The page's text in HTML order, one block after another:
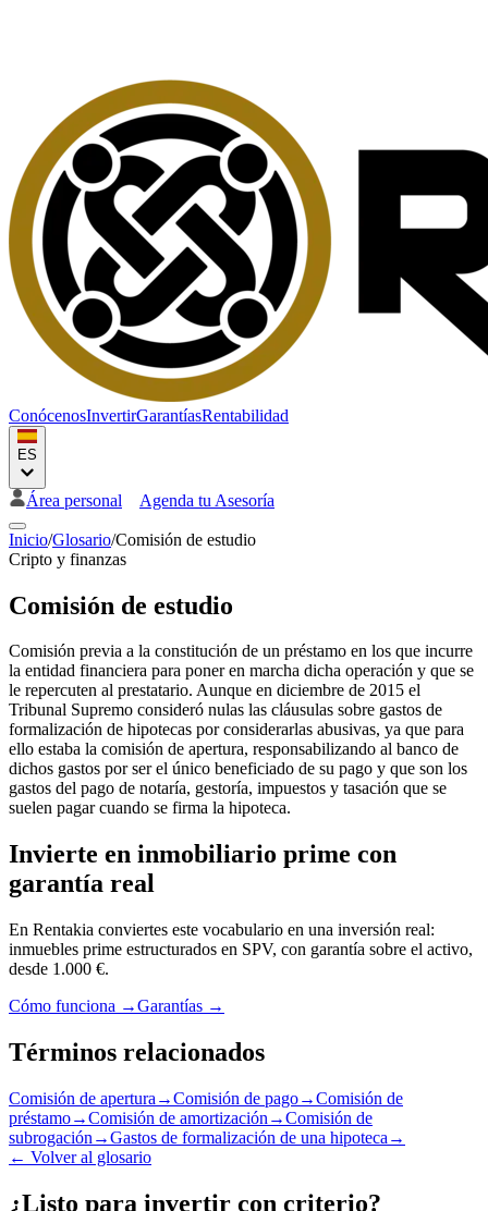
ConócenosInvertirGarantíasRentabilidad
ES
Área personal Agenda tu Asesoría
Inicio/Glosario/Comisión de estudio
Cripto y finanzas
Comisión de estudio
Comisión previa a la constitución de un préstamo en los que incurre
la entidad financiera para poner en marcha dicha operación y que se
le repercuten al prestatario. Aunque en diciembre de 2015 el
Tribunal Supremo consideró nulas las cláusulas sobre gastos de
formalización de hipotecas por considerarlas abusivas, ya que para
ello estaba la comisión de apertura, responsabilizando al banco de
dichos gastos por ser el único beneficiado de su pago y que son los
gastos del pago de notaría, gestoría, impuestos y tasación que se
suelen pagar cuando se firma la hipoteca.
Invierte en inmobiliario prime con
garantía real
En Rentakia conviertes este vocabulario en una inversión real:
inmuebles prime estructurados en SPV, con garantía sobre el activo,
desde 1.000 €.
Cómo funciona →Garantías →
Términos relacionados
Comisión de apertura →Comisión de pago→Comisión de
préstamo→Comisión de amortización →Comisión de
subrogación →Gastos de formalización de una hipoteca →
← Volver al glosario
¿Listo para invertir con criterio?